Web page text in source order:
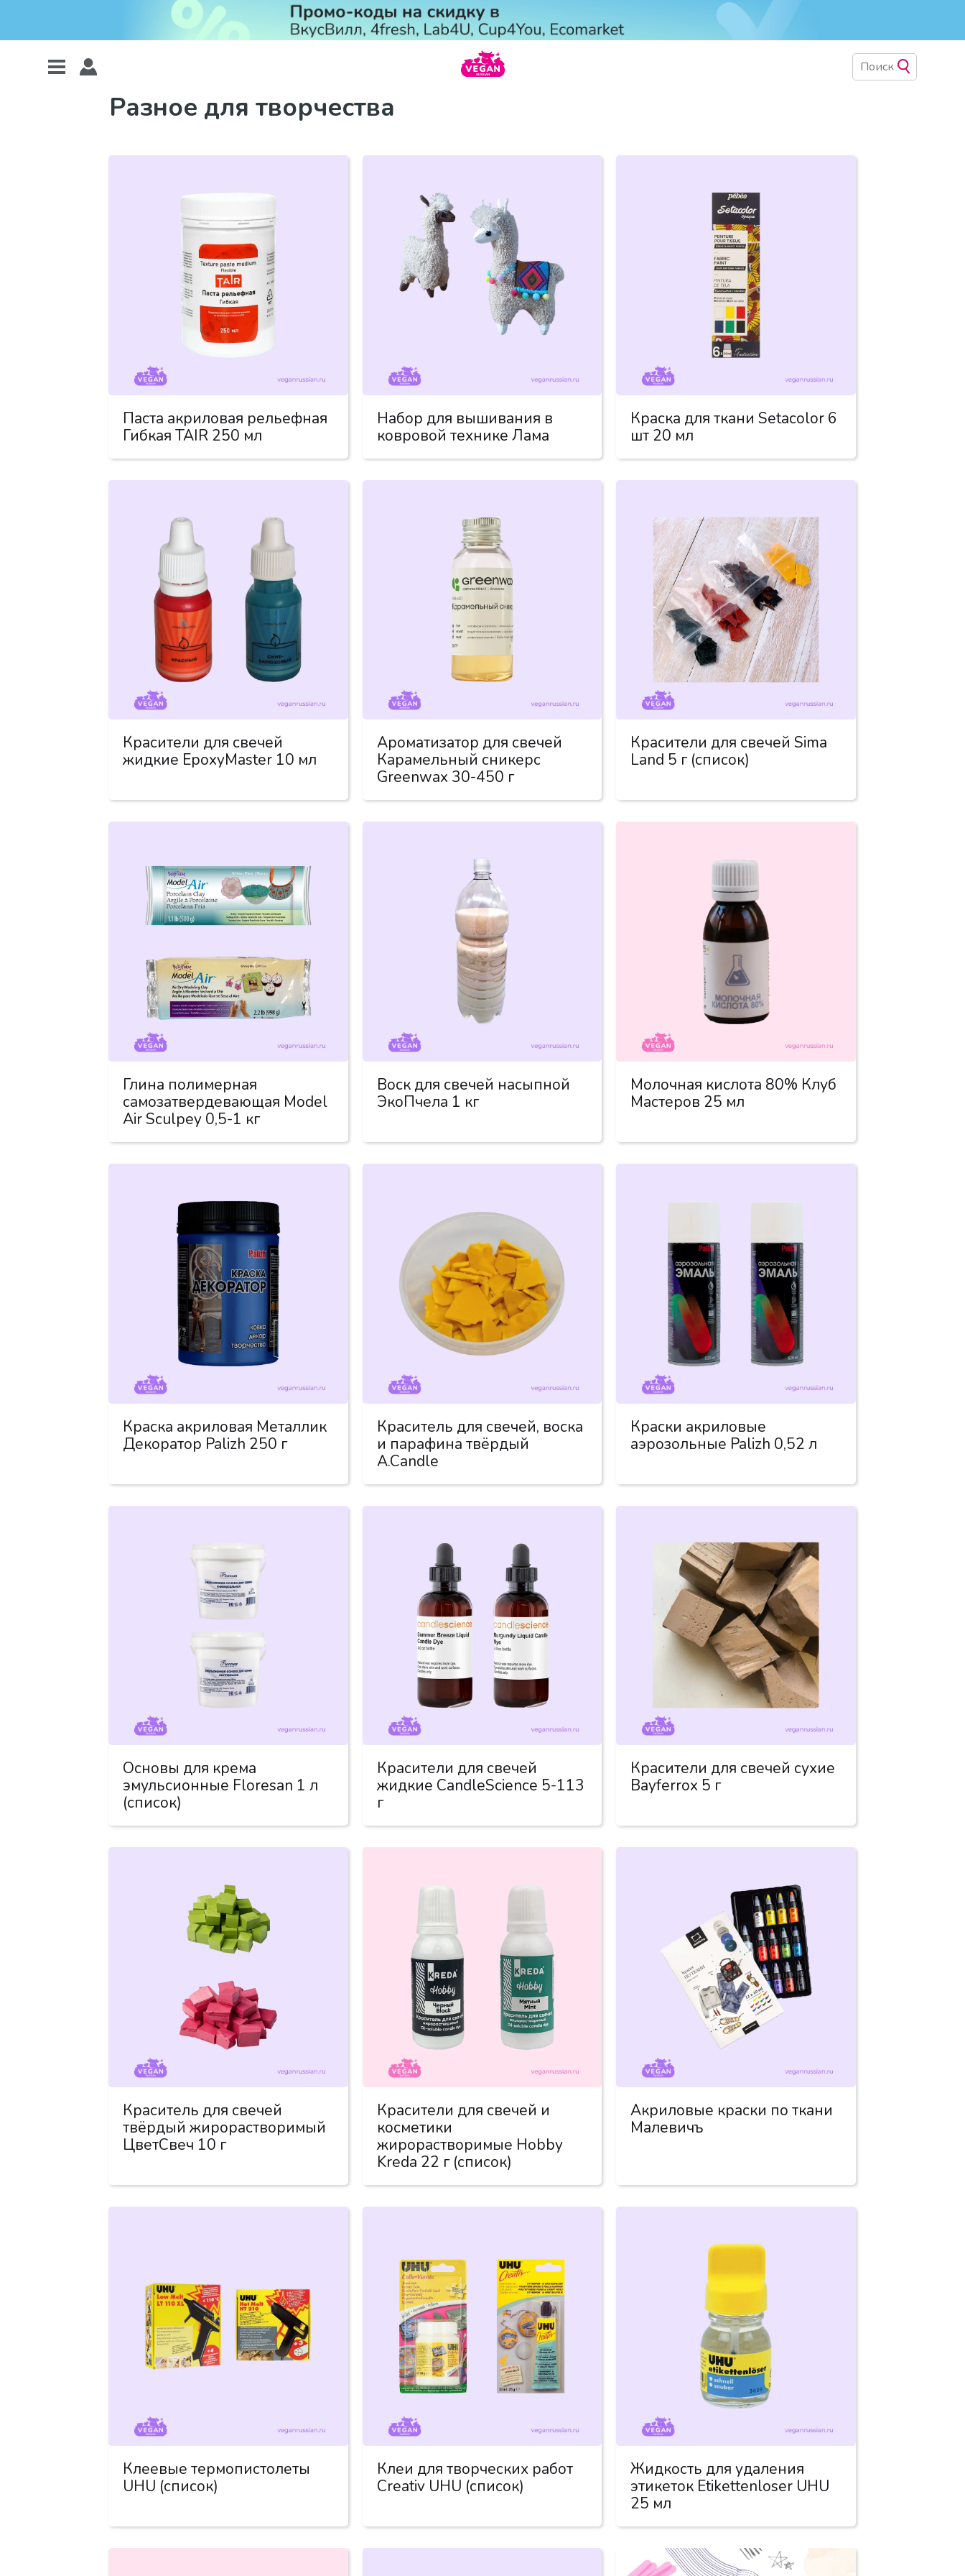
Разное для творчества
Паста акриловая рельефная
Гибкая TAIR 250 мл
Набор для вышивания в
ковровой технике Лама
Краска для ткани Setacolor 6
шт 20 мл
Красители для свечей
жидкие EpoxyMaster 10 мл
Ароматизатор для свечей
Карамельный сникерс
Greenwax 30-450 г
Красители для свечей Sima
Land 5 г (список)
Глина полимерная
самозатвердевающая Model
Air Sculpey 0,5-1 кг
Воск для свечей насыпной
ЭкоПчела 1 кг
Молочная кислота 80% Клуб
Мастеров 25 мл
Краска акриловая Металлик
Декоратор Palizh 250 г
Краситель для свечей, воска
и парафина твёрдый
A.Candle
Краски акриловые
аэрозольные Palizh 0,52 л
Основы для крема
эмульсионные Floresan 1 л
(список)
Красители для свечей
жидкие CandleScience 5-113
г
Красители для свечей сухие
Bayferrox 5 г
Краситель для свечей
твёрдый жирорастворимый
ЦветСвеч 10 г
Красители для свечей и
косметики
жирорастворимые Hobby
Kreda 22 г (список)
Акриловые краски по ткани
Малевичъ
Клеевые термопистолеты
UHU (список)
Клеи для творческих работ
Creativ UHU (список)
Жидкость для удаления
этикеток Etikettenloser UHU
25 мл